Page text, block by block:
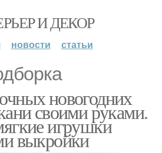
И ДЕКОР
новости статьи
новогодних
своими руками.
игрушки
выкройки